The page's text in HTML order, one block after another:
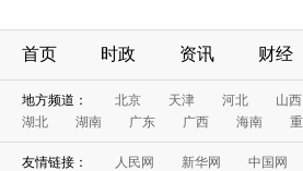
首页 时政 资讯 财经
地方频道： 北京 天津 河北
山西
湖北
湖南 广东 广西 海南
友情链接： 人民网 新华网
中国网